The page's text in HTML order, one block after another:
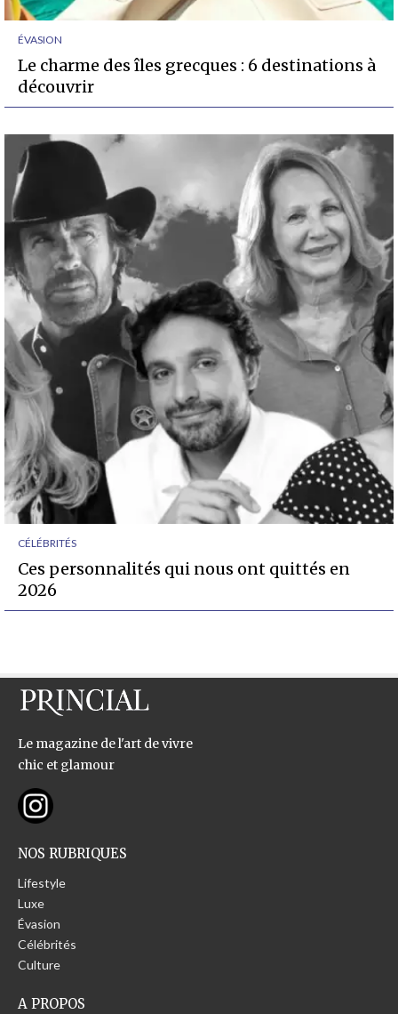
ÉVASION
Le charme des îles grecques : 6 destinations à
découvrir
CÉLÉBRITÉS
Ces personnalités qui nous ont quittés en
2026
Le magazine de l'art de vivre
chic et glamour
NOS RUBRIQUES
Lifestyle
Luxe
Évasion
Célébrités
Culture
A PROPOS